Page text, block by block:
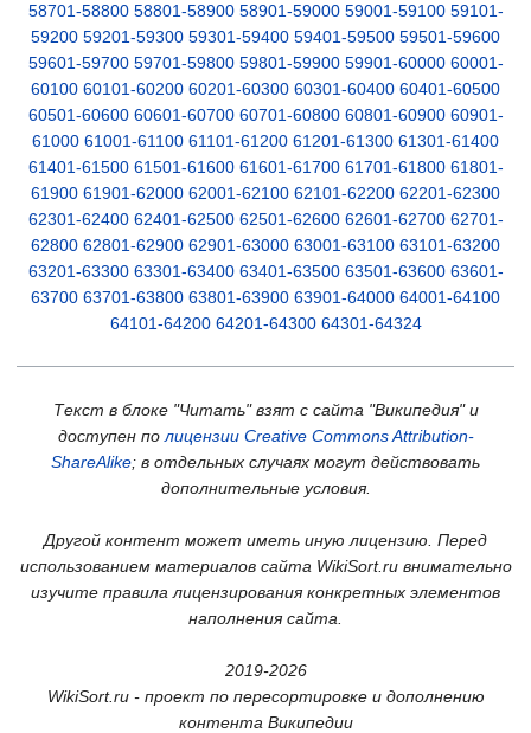
58701-58800 58801-58900 58901-59000 59001-59100 59101-
59200 59201-59300 59301-59400 59401-59500 59501-59600
59601-59700 59701-59800 59801-59900 59901-60000 60001-
60100 60101-60200 60201-60300 60301-60400 60401-60500
60501-60600 60601-60700 60701-60800 60801-60900 60901-
61000 61001-61100 61101-61200 61201-61300 61301-61400
61401-61500 61501-61600 61601-61700 61701-61800 61801-
61900 61901-62000 62001-62100 62101-62200 62201-62300
62301-62400 62401-62500 62501-62600 62601-62700 62701-
62800 62801-62900 62901-63000 63001-63100 63101-63200
63201-63300 63301-63400 63401-63500 63501-63600 63601-
63700 63701-63800 63801-63900 63901-64000 64001-64100
64101-64200 64201-64300 64301-64324
Текст в блоке "Читать" взят с сайта "Википедия" и
доступен по лицензии Creative Commons Attribution-
ShareAlike; в отдельных случаях могут действовать
дополнительные условия.
Другой контент может иметь иную лицензию. Перед
использованием материалов сайта WikiSort.ru внимательно
изучите правила лицензирования конкретных элементов
наполнения сайта.
2019-2026
WikiSort.ru - проект по пересортировке и дополнению
контента Википедии